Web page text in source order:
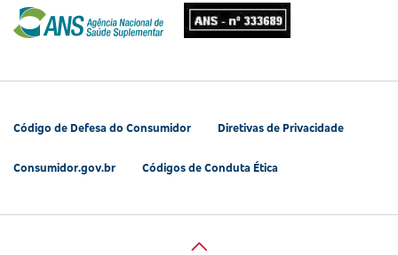
Código de Defesa do Consumidor Diretivas de Privacidade
Consumidor.gov.br Códigos de Conduta Ética